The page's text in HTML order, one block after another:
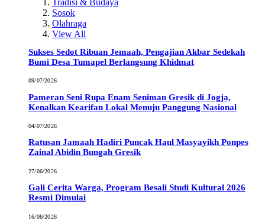
Tradisi & Budaya
Sosok
Olahraga
View All
Sukses Sedot Ribuan Jemaah, Pengajian Akbar Sedekah
Bumi Desa Tumapel Berlangsung Khidmat
09/07/2026
Pameran Seni Rupa Enam Seniman Gresik di Jogja,
Kenalkan Kearifan Lokal Menuju Panggung Nasional
04/07/2026
Ratusan Jamaah Hadiri Puncak Haul Masyayikh Ponpes
Zainal Abidin Bungah Gresik
27/06/2026
Gali Cerita Warga, Program Besali Studi Kultural 2026
Resmi Dimulai
16/06/2026